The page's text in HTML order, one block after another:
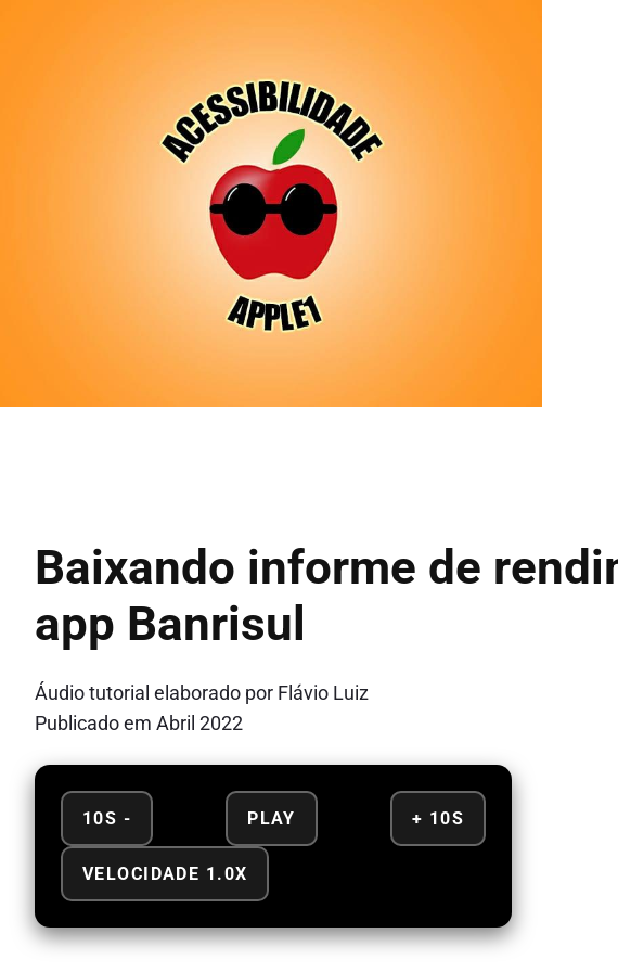
Baixando informe de
app Banrisul
Áudio tutorial elaborado por Flávio Luiz
Publicado em Abril 2022
10S - PLAY + 10S
VELOCIDADE 1.0X